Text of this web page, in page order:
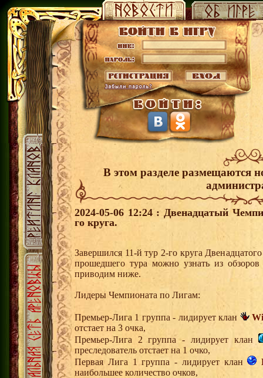
В этом разделе размещаются
2024-05-06 12:24 : Двенадцатый
го круга.
Завершился 11-й тур 2-го круга
прошедшего тура можно узнать из
приводим ниже.
Лидеры Чемпионата по Лигам:
Премьер-Лига 1 группа - лидирует клан
отстает на 3 очка,
Премьер-Лига 2 группа - лидирует клан
преследователь отстает на 1 очко,
Первая Лига 1 группа - лидирует клан
наибольшее количество очков,